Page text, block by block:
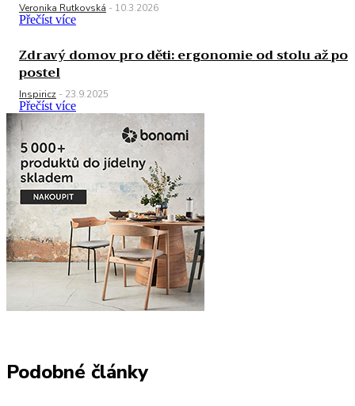
Veronika Rutkovská - 10.3.2026
Přečíst více
Zdravý domov pro děti: ergonomie od stolu až po
postel
Inspiricz - 23.9.2025
Přečíst více
Podobné články